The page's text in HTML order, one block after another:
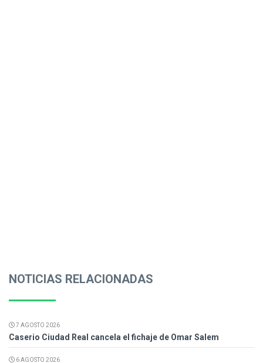
NOTICIAS RELACIONADAS
7 AGOSTO 2026
Caserio Ciudad Real cancela el fichaje de Omar Salem
6 AGOSTO 2026